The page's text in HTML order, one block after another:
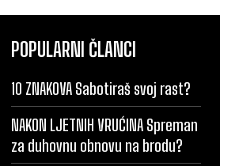
POPULARNI ČLANCI
10 ZNAKOVA Sabotiraš svoj rast?
NAKON LJETNIH VRUĆINA Spreman
za duhovnu obnovu na brodu?